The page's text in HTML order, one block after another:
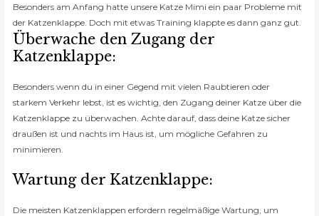
Besonders am Anfang hatte unsere Katze Mimi ein paar Probleme mit
der Katzenklappe. Doch mit etwas Training klappte es dann ganz gut.
Überwache den Zugang der
Katzenklappe:
Besonders wenn du in einer Gegend mit vielen Raubtieren oder
starkem Verkehr lebst, ist es wichtig, den Zugang deiner Katze über die
Katzenklappe zu überwachen. Achte darauf, dass deine Katze sicher
draußen ist und nachts im Haus ist, um mögliche Gefahren zu
minimieren.
Wartung der Katzenklappe:
Die meisten Katzenklappen erfordern regelmäßige Wartung, um